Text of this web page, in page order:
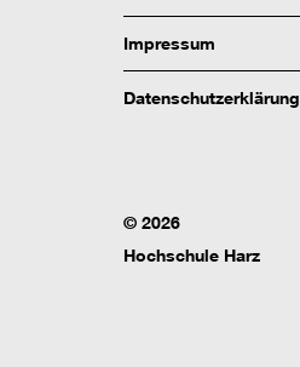
Impressum
Datenschutzerklärung
© 2026
Hochschule Harz